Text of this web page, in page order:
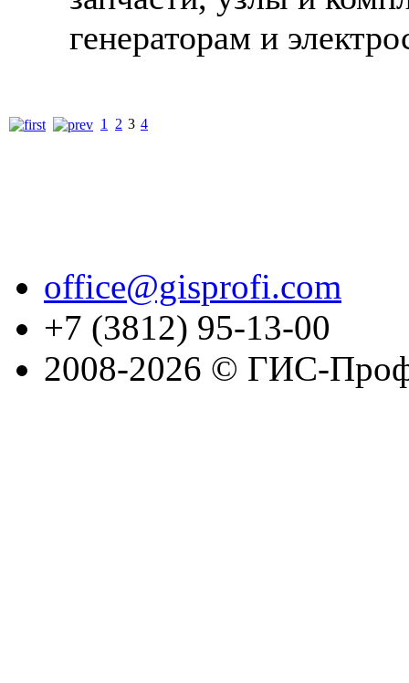
генераторам и
1 2 3 4
office@gisprofi.com
+7 (3812) 95-13-00
2008-2026 © ГИС-